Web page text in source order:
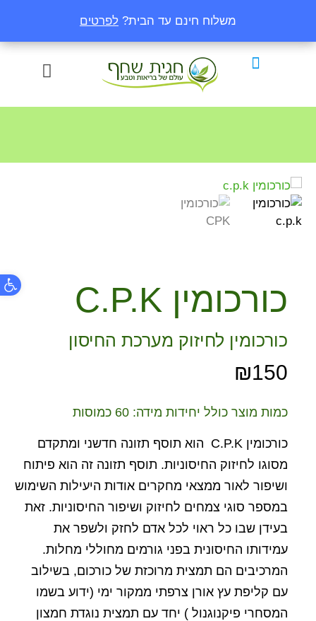
כורכומין C.P.K
כורכומין לחיזוק מערכת החיסון
₪150
כמות מוצר כולל יחידות מידה: 60 כמוסות
כורכומין C.P.K הוא תוסף תזונה חדשני ומתקדם
מסוגו לחיזוק החיסוניות. תוסף תזונה זה הוא פיתוח
ושיפור לאור ממצאי מחקרים אודות היעילות השימוש
במספר סוגי צמחים לחיזוק ושיפור החיסוניות. זאת
בעידן שבו כל ראוי לכל אדם לחזק ולשפר את
עמידותו החיסונית בפני גורמים מחוללי מחלות.
המרכיבים הם תמצית מרוכזת של כורכום, בשילוב
עם קליפת עץ אורן צרפתי ממקור ימי (ידוע בשמו
המסחרי פיקנוגנול ) יחד עם תמצית נוגדת חמצון
משלוח חינם עד הבית? לפרטים משלוח חינם עד הבית? לפרטים